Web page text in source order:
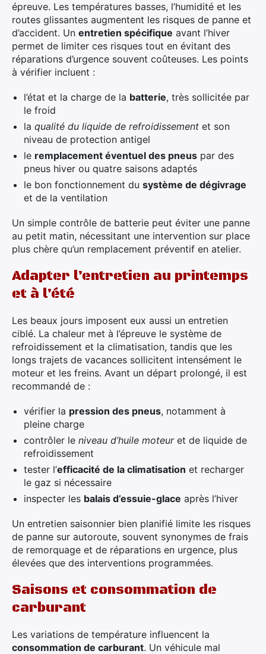
épreuve. Les températures basses, l’humidité et les
routes glissantes augmentent les risques de panne et
d’accident. Un entretien spécifique avant l’hiver
permet de limiter ces risques tout en évitant des
réparations d’urgence souvent coûteuses. Les points
à vérifier incluent :
l’état et la charge de la batterie, très sollicitée par
le froid
la qualité du liquide de refroidissement et son
niveau de protection antigel
le remplacement éventuel des pneus par des
pneus hiver ou quatre saisons adaptés
le bon fonctionnement du système de dégivrage
et de la ventilation
Un simple contrôle de batterie peut éviter une panne
au petit matin, nécessitant une intervention sur place
plus chère qu’un remplacement préventif en atelier.
Adapter l’entretien au printemps
et à l’été
Les beaux jours imposent eux aussi un entretien
ciblé. La chaleur met à l’épreuve le système de
refroidissement et la climatisation, tandis que les
longs trajets de vacances sollicitent intensément le
moteur et les freins. Avant un départ prolongé, il est
recommandé de :
vérifier la pression des pneus, notamment à
pleine charge
contrôler le niveau d’huile moteuret de liquide de
refroidissement
tester l’efficacité de la climatisation et recharger
le gaz si nécessaire
inspecter les balais d’essuie-glace après l’hiver
Un entretien saisonnier bien planifié limite les risques
de panne sur autoroute, souvent synonymes de frais
de remorquage et de réparations en urgence, plus
élevées que des interventions programmées.
Saisons et consommation de
carburant
Les variations de température influencent la
consommation de carburant. Un véhicule mal